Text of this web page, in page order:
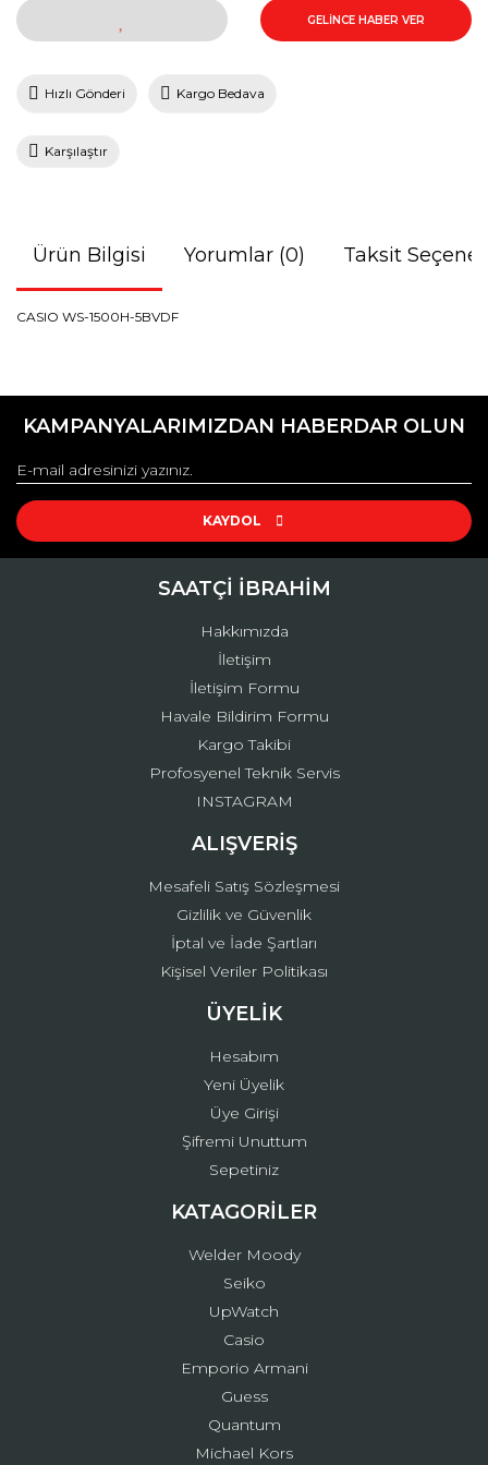
GELİNCE HABER VER
Hızlı Gönderi Kargo Bedava
Karşılaştır
Ürün Bilgisi Yorumlar (0) Taksit
CASIO WS-1500H-5BVDF
konularda yetersiz gördüğünüz noktaları öneri formunu
Görüş ve önerileriniz için teşekkür ederiz.
Ürün resmi kalitesiz, bozuk veya görüntülenemiyor.
Ürün açıklamasında eksik bilgiler bulunuyor.
Ürün fiyatı diğer sitelerden daha pahalı.
Gönder
KAMPANYALARIMIZDAN HABERDAR OLUN
KAYDOL
SAATÇİ İBRAHİM
Hakkımızda
İletişim
İletişim Formu
Havale Bildirim Formu
Kargo Takibi
Profosyenel Teknik Servis
INSTAGRAM
ALIŞVERİŞ
Mesafeli Satış Sözleşmesi
Gizlilik ve Güvenlik
İptal ve İade Şartları
Kişisel Veriler Politikası
ÜYELİK
Hesabım
Yeni Üyelik
Üye Girişi
Şifremi Unuttum
Sepetiniz
KATAGORİLER
Welder Moody
Seiko
UpWatch
Casio
Emporio Armani
Guess
Quantum
Michael Kors